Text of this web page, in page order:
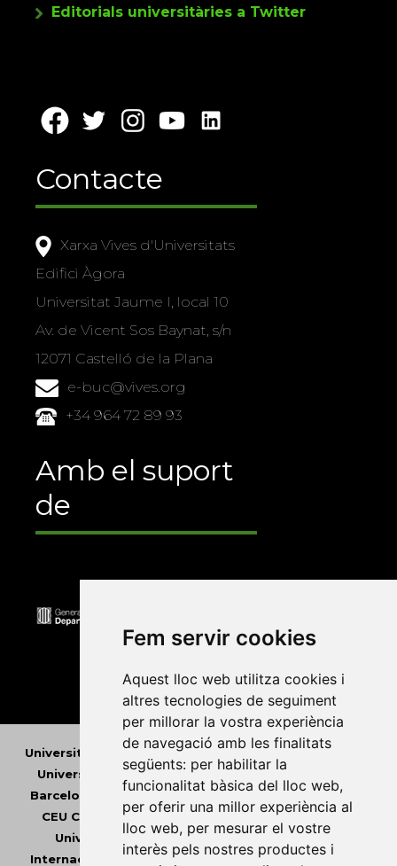
Fem servir cookies
Aquest lloc web utilitza cookies i
altres tecnologies de seguiment
per millorar la vostra experiència
de navegació amb les finalitats
següents: per habilitar la
funcionalitat bàsica del lloc web,
per oferir una millor experiència al
lloc web, per mesurar el vostre
interès pels nostres productes i
Editorials universitàries a Twitter
Contacte
Xarxa Vives d'Universitats
Edifici Àgora
Universitat Jaume I, local 10
Av. de Vicent Sos Baynat, s/n
12071 Castelló de la Plana
e-buc@vives.org
+34 964 72 89 93
Amb el suport
de
Universitat Abat Oliba CEU•Universitat d'Alacant
Universitat d'Andorra•Universitat Autònoma de
Barcelona
Universitat de Barcelona•Universitat
CEU Cardenal Herrera•Universitat de Girona •
Universitat de les Illes Balears•
Universitat
Internacional de Catalunya•Universitat Jaume I